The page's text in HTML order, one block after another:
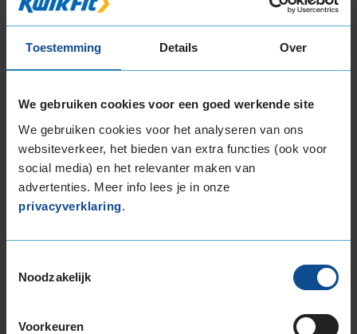
Toestemming Details Over
We gebruiken cookies voor een goed werkende site
We gebruiken cookies voor het analyseren van ons
websiteverkeer, het bieden van extra functies (ook voor
social media) en het relevanter maken van
advertenties. Meer info lees je in onze
privacyverklaring.
Noodzakelijk
Voorkeuren
Montage Veilig & Zeker
Montage
Ventiel of TPMS service
Stikstof